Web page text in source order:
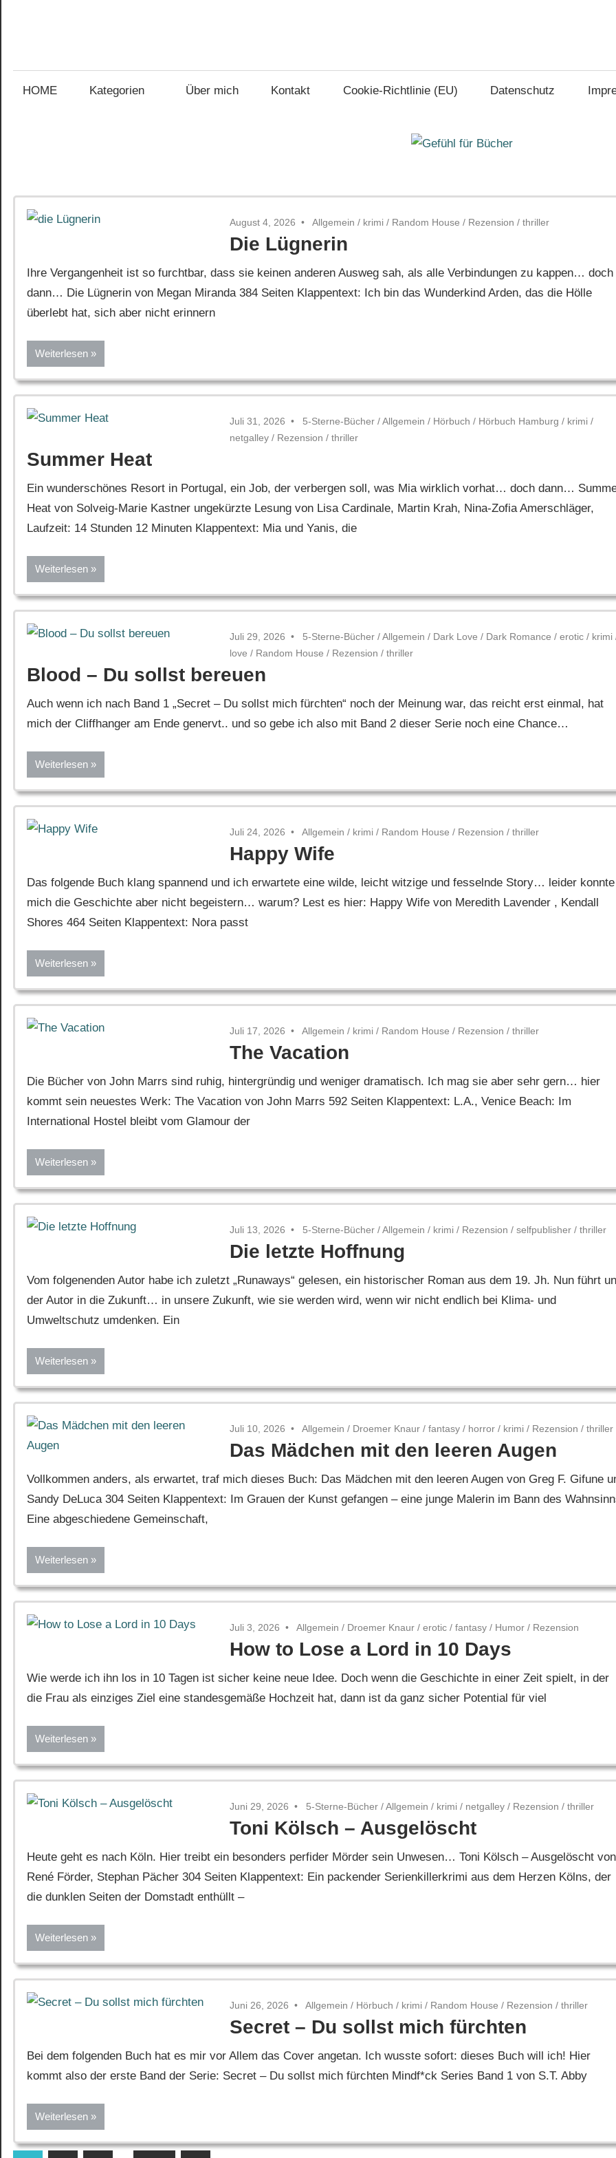
für
HOME Kategorien Über mich Kontakt Cookie-Richtlinie (EU) Datenschutz
August 4, 2026 Allgemein / krimi / Random House / Rezension /thriller
Die Lügnerin
Ihre Vergangenheit ist so furchtbar, dass sie keinen anderen Ausweg sah, als alle Verbindungen zu kappen… doch
dann… Die Lügnerin von Megan Miranda 384 Seiten Klappentext: Ich bin das Wunderkind Arden, das die Hölle
überlebt hat, sich aber nicht erinnern
Weiterlesen
Juli 31, 2026 5-Sterne-Bücher /Allgemein / Hörbuch / Hörbuch Hamburg / krimi /
netgalley / Rezension /thriller
Summer Heat
Ein wunderschönes Resort in Portugal, ein Job, der verbergen soll, was Mia wirklich vorhat… doch dann…
Heat von Solveig-Marie Kastner ungekürzte Lesung von Lisa Cardinale, Martin Krah, Nina-Zofia Amerschläger,
Laufzeit: 14 Stunden 12 Minuten Klappentext: Mia und Yanis, die
Weiterlesen
Juli 29, 2026 5-Sterne-Bücher /Allgemein / Dark Love / Dark Romance /erotic / krimi
love / Random House / Rezension /thriller
Blood – Du sollst bereuen
Auch wenn ich nach Band 1 „Secret – Du sollst mich fürchten“ noch der Meinung war, das reicht erst einmal, hat
mich der Cliffhanger am Ende genervt.. und so gebe ich also mit Band 2 dieser Serie noch eine Chance…
Weiterlesen
Juli 24, 2026 Allgemein / krimi / Random House / Rezension /thriller
Happy Wife
Das folgende Buch klang spannend und ich erwartete eine wilde, leicht witzige und fesselnde Story… leider konnte
mich die Geschichte aber nicht begeistern… warum? Lest es hier: Happy Wife von Meredith Lavender , Kendall
Shores 464 Seiten Klappentext: Nora passt
Weiterlesen
Juli 17, 2026 Allgemein / krimi / Random House / Rezension /thriller
The Vacation
Die Bücher von John Marrs sind ruhig, hintergründig und weniger dramatisch. Ich mag sie aber sehr gern… hier
kommt sein neuestes Werk: The Vacation von John Marrs 592 Seiten Klappentext: L.A., Venice Beach: Im
International Hostel bleibt vom Glamour der
Weiterlesen
Juli 13, 2026 5-Sterne-Bücher /Allgemein / krimi / Rezension /selfpublisher /thriller
Die letzte Hoffnung
Vom folgenenden Autor habe ich zuletzt „Runaways“ gelesen, ein historischer Roman aus dem 19. Jh. Nun führt
der Autor in die Zukunft… in unsere Zukunft, wie sie werden wird, wenn wir nicht endlich bei Klima- und
Umweltschutz umdenken. Ein
Weiterlesen
Juli 10, 2026 Allgemein / Droemer Knaur /fantasy / horror / krimi / Rezension /thriller
Das Mädchen mit den leeren Augen
Vollkommen anders, als erwartet, traf mich dieses Buch: Das Mädchen mit den leeren Augen von Greg F. Gifune
Sandy DeLuca 304 Seiten Klappentext: Im Grauen der Kunst gefangen – eine junge Malerin im Bann des
Eine abgeschiedene Gemeinschaft,
Weiterlesen
Juli 3, 2026 Allgemein / Droemer Knaur /erotic /fantasy / Humor / Rezension
How to Lose a Lord in 10 Days
Wie werde ich ihn los in 10 Tagen ist sicher keine neue Idee. Doch wenn die Geschichte in einer Zeit spielt, in der
die Frau als einziges Ziel eine standesgemäße Hochzeit hat, dann ist da ganz sicher Potential für viel
Weiterlesen
Juni 29, 2026 5-Sterne-Bücher /Allgemein / krimi / netgalley / Rezension /thriller
Toni Kölsch – Ausgelöscht
Heute geht es nach Köln. Hier treibt ein besonders perfider Mörder sein Unwesen… Toni Kölsch – Ausgelöscht von
René Förder, Stephan Pächer 304 Seiten Klappentext: Ein packender Serienkillerkrimi aus dem Herzen Kölns, der
die dunklen Seiten der Domstadt enthüllt –
Weiterlesen
Juni 26, 2026 Allgemein / Hörbuch / krimi / Random House / Rezension /thriller
Secret – Du sollst mich fürchten
Bei dem folgenden Buch hat es mir vor Allem das Cover angetan. Ich wusste sofort: dieses Buch will ich! Hier
kommt also der erste Band der Serie: Secret – Du sollst mich fürchten Mindf*ck Series Band 1 von S.T. Abby
Weiterlesen